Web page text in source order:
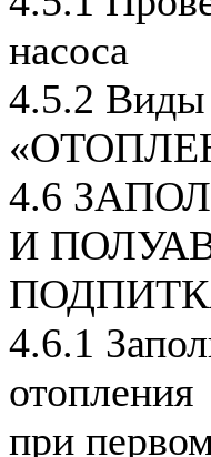
насоса
4.5.2 Виды
4.6
И
4.6.1
отопления
при